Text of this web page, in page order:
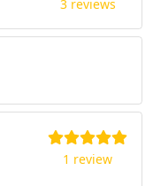
3 reviews
1 review